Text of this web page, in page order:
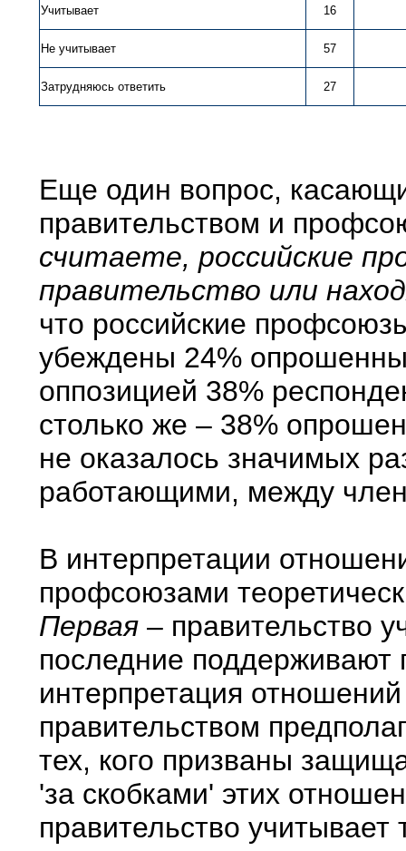
Учитывает 16
Не учитывает 57
Затрудняюсь ответить 27
Еще один вопрос,
правительством и
считаете, российские
правительство или
что российские
убеждены 24%
оппозицией 38%
столько же – 38%
не оказалось значимых
работающими, между
В интерпретации
профсоюзами
Первая – правительство
последние поддерживают
интерпретация
правительством
тех, кого призваны
'за скобками' этих
правительство